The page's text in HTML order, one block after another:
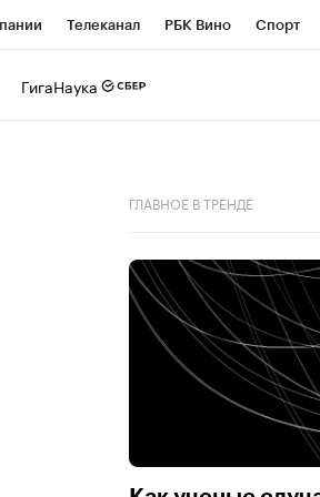
Телеканал РБК Вино Спорт
ГигаНаука
ГЛАВНОЕ В ТРЕНДЕ